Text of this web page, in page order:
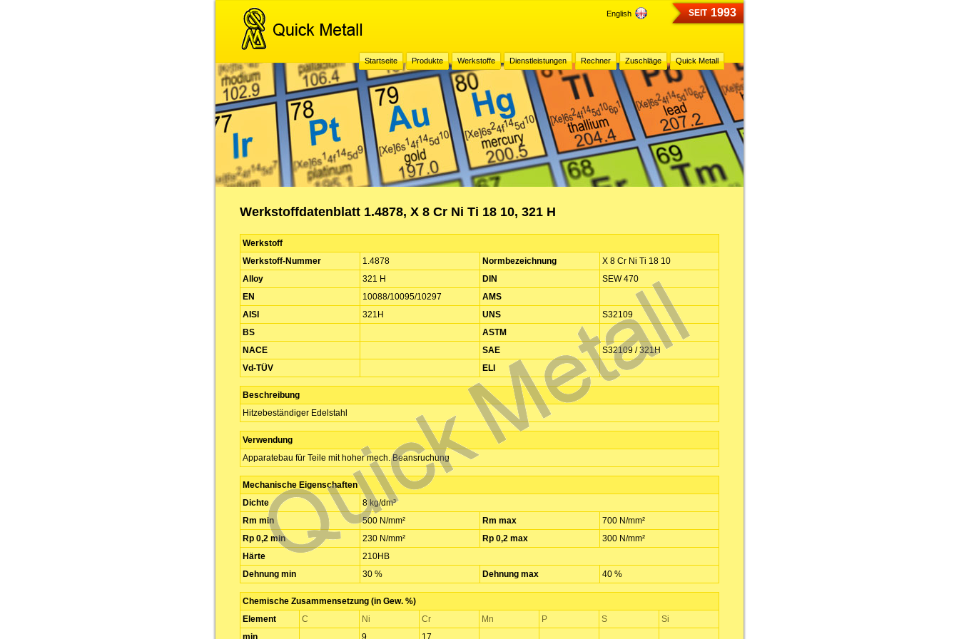
English SEIT 1993
Startseite Produkte Werkstoffe Dienstleistungen Rechner Zuschläge Quick Metall
Werkstoffdatenblatt 1.4878, X 8 Cr Ni Ti 18 10, 321 H
Werkstoff
Werkstoff-Nummer
1.4878 Normbezeichnung
X 8 Cr Ni Ti 18 10
Alloy
321 H DIN
SEW 470
EN
10088/10095/10297
AMS
AISI
321H UNS
S32109
BS
ASTM
NACE
SAE
S32109 / 321H
Vd-TÜV
ELI
Beschreibung
Hitzebeständiger Edelstahl
Verwendung
Apparatebau für Teile mit hoher mech. Beansruchung
Mechanische Eigenschaften
Dichte
8 kg/dm³
Rm min
500 N/mm² Rm max
700 N/mm²
Rp 0,2 min
230 N/mm² Rp 0,2 max
300 N/mm²
Härte
210HB
Dehnung min
30 % Dehnung max 40 %
Chemische Zusammensetzung (in Gew. %)
Element
C Ni Cr Mn P S
Si
min
9 17